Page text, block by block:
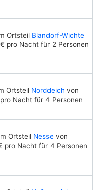
Ortsteil Blandorf-Wichte
pro Nacht für 2 Personen
Ortsteil Norddeich von
Nacht für 4 Personen
Ortsteil Nesse von
pro Nacht für 4 Personen